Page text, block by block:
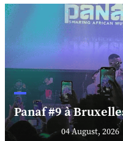
Panaf #9 à
04 August, 2026